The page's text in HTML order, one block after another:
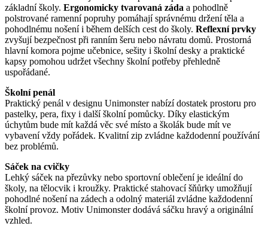
základní školy. Ergonomicky tvarovaná záda a pohodlně
polstrované ramenní popruhy pomáhají správnému držení těla a
pohodlnému nošení i během delších cest do školy. Reflexní prvky
zvyšují bezpečnost při ranním šeru nebo návratu domů. Prostorná
hlavní komora pojme učebnice, sešity i školní desky a praktické
kapsy pomohou udržet všechny školní potřeby přehledně
uspořádané.
Školní penál
Praktický penál v designu Unimonster nabízí dostatek prostoru pro
pastelky, pera, fixy i další školní pomůcky. Díky elastickým
úchytům bude mít každá věc své místo a školák bude mít ve
vybavení vždy pořádek. Kvalitní zip zvládne každodenní používání
bez problémů.
Sáček na cvičky
Lehký sáček na přezůvky nebo sportovní oblečení je ideální do
školy, na tělocvik i kroužky. Praktické stahovací šňůrky umožňují
pohodlné nošení na zádech a odolný materiál zvládne každodenní
školní provoz. Motiv Unimonster dodává sáčku hravý a originální
vzhled.